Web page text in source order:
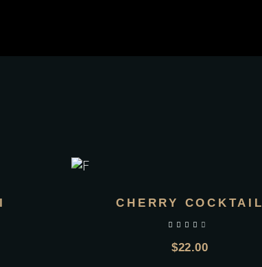
CHERRY COCKTAIL
$22.00